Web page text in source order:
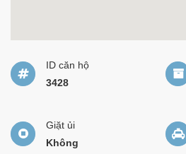
ID căn hộ
3428
Giặt ủi
Không